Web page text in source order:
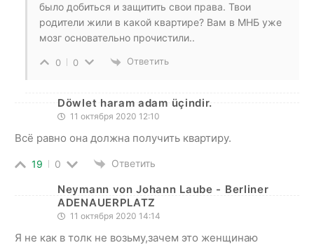
было добиться и защитить свои права. Твои
родители жили в какой квартире? Вам в МНБ уже
мозг основательно прочистили..
0 0 Ответить
Döwlet haram adam üçindir.
11 октября 2020 12:10
Всё равно она должна получить квартиру.
19 0 Ответить
Neymann von Johann Laube - Berliner
ADENAUERPLATZ
11 октября 2020 14:14
Я не как в толк не возьму,зачем это женщинаю